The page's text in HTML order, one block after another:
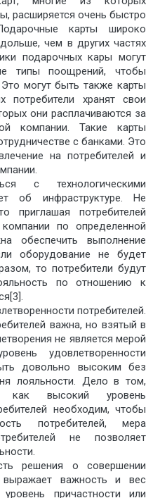
расширяется очень быстро
карты широко
чем в других частях
подарочных кары могут
типы поощрений, чтобы
могут быть также карты
потребители хранят свои
они расплачиваются за
компании. Такие карты
с банками. Это
на потребителей и
с технологическими
об инфраструктуре. Не
приглашая потребителей
по определенной
обеспечить выполнение
оборудование не будет
то потребители будут
по отношению к
потребителей.
важна, но взятый в
не является мерой
удовлетворенности
довольно высоким без
лояльности. Дело в том,
высокий уровень
необходим, чтобы
потребителей, мера
не позволяет
решения о совершении
выражает важность и вес
причастности или